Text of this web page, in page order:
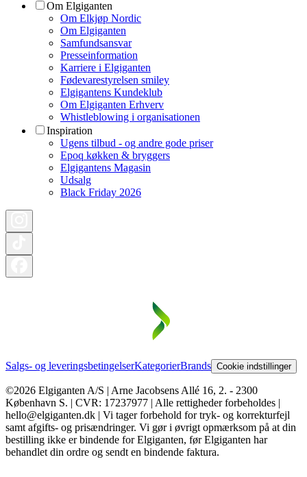
Om Elgiganten
Om Elkjøp Nordic
Om Elgiganten
Samfundsansvar
Presseinformation
Karriere i Elgiganten
Fødevarestyrelsen smiley
Elgigantens Kundeklub
Om Elgiganten Erhverv
Whistleblowing i organisationen
Inspiration
Ugens tilbud - og andre gode priser
Epoq køkken & bryggers
Elgigantens Magasin
Udsalg
Black Friday 2026
Salgs- og leveringsbetingelserKategorierBrands Cookie indstillinger
©2026 Elgiganten A/S | Arne Jacobsens Allé 16, 2. - 2300
København S. | CVR: 17237977 | Alle rettigheder forbeholdes |
hello@elgiganten.dk | Vi tager forbehold for tryk- og korrekturfejl
samt afgifts- og prisændringer. Vi gør i øvrigt opmærksom på at din
bestilling ikke er bindende for Elgiganten, før Elgiganten har
behandlet din ordre og sendt en bindende faktura.